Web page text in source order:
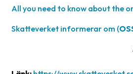
&
All you need to know about the
Skatteverket informerar om (